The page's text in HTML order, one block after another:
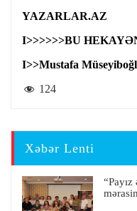
YAZARLAR.AZ
I>>>>>>BU
I>>Mustafa
124
Xəbər Lenti